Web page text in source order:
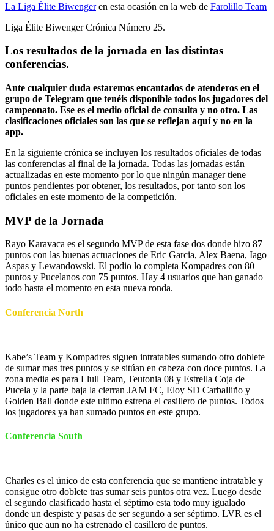
La Liga Élite Biwengeren esta ocasión en la web de Farolillo Team
Liga Élite Biwenger Crónica Número 25.
Los resultados de la jornada en las distintas
conferencias.
Ante cualquier duda estaremos encantados de atenderos en el
grupo de Telegram que tenéis disponible todos los jugadores del
campeonato. Ese es el medio oficial de consulta y no otro. Las
clasificaciones oficiales son las que se reflejan aquí y no en la
app.
En la siguiente crónica se incluyen los resultados oficiales de todas
las conferencias al final de la jornada. Todas las jornadas están
actualizadas en este momento por lo que ningún manager tiene
puntos pendientes por obtener, los resultados, por tanto son los
oficiales en este momento de la competición.
MVP de la Jornada
Rayo Karavaca es el segundo MVP de esta fase dos donde hizo 87
puntos con las buenas actuaciones de Eric Garcia, Alex Baena, Iago
Aspas y Lewandowski. El podio lo completa Kompadres con 80
puntos y Pucelanos con 75 puntos. Hay 4 usuarios que han ganado
todo hasta el momento en esta nueva ronda.
Conferencia North
Kabe’s Team y Kompadres siguen intratables sumando otro doblete
de sumar mas tres puntos y se sitúan en cabeza con doce puntos. La
zona media es para Llull Team, Teutonia 08 y Estrella Coja de
Pucela y la parte baja la cierran JAM FC, Eloy SD Carballiño y
Golden Ball donde este ultimo estrena el casillero de puntos. Todos
los jugadores ya han sumado puntos en este grupo.
Conferencia South
Charles es el único de esta conferencia que se mantiene intratable y
consigue otro doblete tras sumar seis puntos otra vez. Luego desde
el segundo clasificado hasta el séptimo esta todo muy igualado
donde un despiste y pasas de ser segundo a ser séptimo. LVR es el
único que aun no ha estrenado el casillero de puntos.